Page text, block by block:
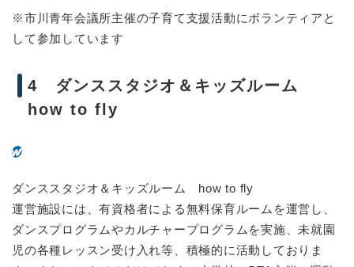
※市川青年会議所主催の子育て支援活動にボランティアと
して参加しています
4 ダンススタジオ＆キッズルーム
how to fly
ダンススタジオ＆キッズルーム how to fly
運営施設には、有資格者による無料保育ルームを運営し、
ダンスプログラムやカルチャープログラムを実施、未就園
児の各種レッスン受け入れ等、積極的に活動しておりま